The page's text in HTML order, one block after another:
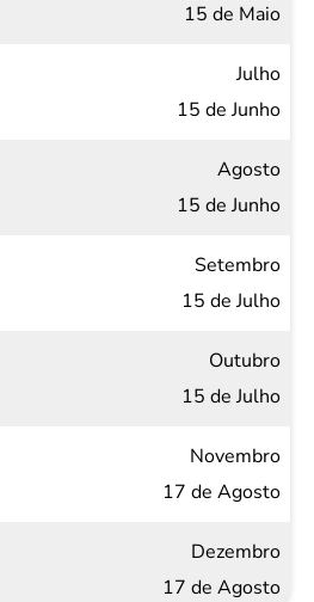
15 de Maio
Julho
15 de Junho
Agosto
15 de Junho
Setembro
15 de Julho
Outubro
15 de Julho
Novembro
17 de Agosto
Dezembro
17 de Agosto